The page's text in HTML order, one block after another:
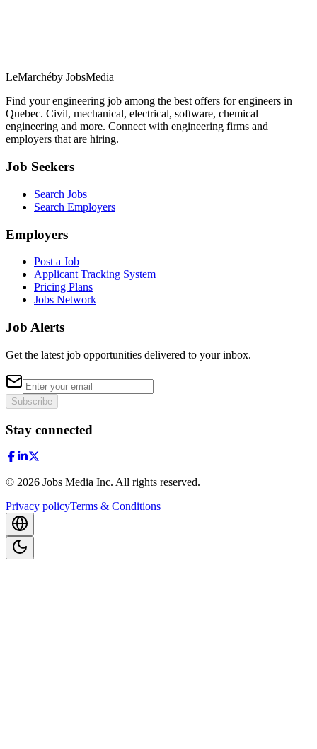
LeMarchéby JobsMedia
Find your engineering job among the best offers for engineers in
Quebec. Civil, mechanical, electrical, software, chemical
engineering and more. Connect with engineering firms and
employers that are hiring.
Job Seekers
Search Jobs
Search Employers
Employers
Post a Job
Applicant Tracking System
Pricing Plans
Jobs Network
Job Alerts
Get the latest job opportunities delivered to your inbox.
Subscribe
Stay connected
© 2026 Jobs Media Inc. All rights reserved.
Privacy policyTerms & Conditions